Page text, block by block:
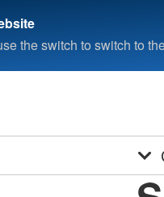
the switch to switch to